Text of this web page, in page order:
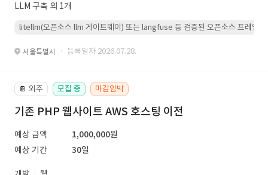
LLM 구축 외 1개
litellm(오픈소스 llm 게이트웨이) 또는 langfuse 등 검증된 오픈소스 프레임워
서울특별시 · 등록일자 2026.07.28.
📔 외주 모집 중 마감임박
기존 PHP 웹사이트 AWS 호스팅 이전
예상 금액
1,000,000원
예상 기간
30일